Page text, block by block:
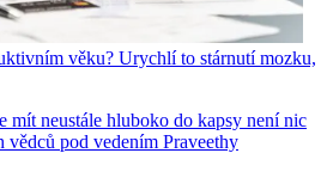
věku? Urychlí to stárnutí mozku,
mít neustále hluboko do kapsy není nic
pod vedením Praveethy